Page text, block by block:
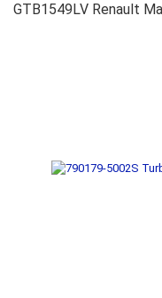
GTB1549LV Renault